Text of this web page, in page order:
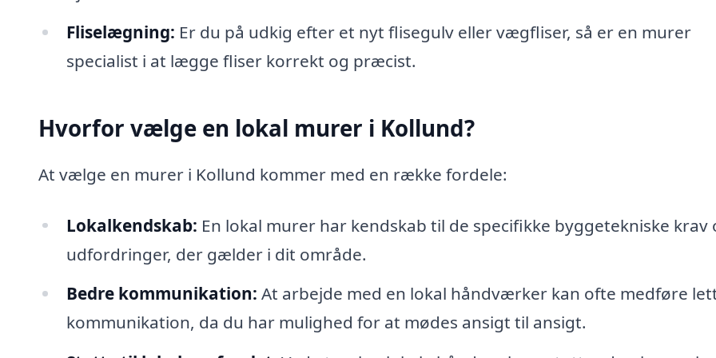
Fliselægning: Er du på udkig efter et nyt flisegulv eller vægfliser, så er en murer
specialist i at lægge fliser korrekt og præcist.
Hvorfor vælge en lokal murer i Kollund?
At vælge en murer i Kollund kommer med en række fordele:
Lokalkendskab: En lokal murer har kendskab til de specifikke byggetekniske krav
udfordringer, der gælder i dit område.
Bedre kommunikation: At arbejde med en lokal håndværker kan ofte medføre
kommunikation, da du har mulighed for at mødes ansigt til ansigt.